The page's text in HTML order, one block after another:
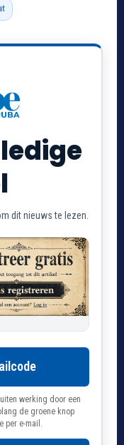
dit nieuws te lezen.
werking door een
de groene knop
per e-mail.